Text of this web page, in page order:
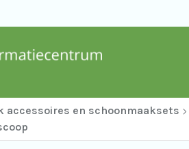
accessoires en schoonmaaksets